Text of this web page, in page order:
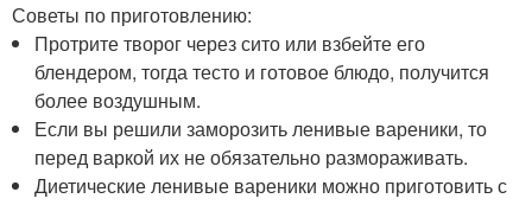
Советы по приготовлению:
Протрите творог через сито или взбейте его
блендером, тогда тесто и готовое блюдо, получится
более воздушным.
Если вы решили заморозить ленивые вареники, то
перед варкой их не обязательно размораживать.
Диетические ленивые вареники можно приготовить с